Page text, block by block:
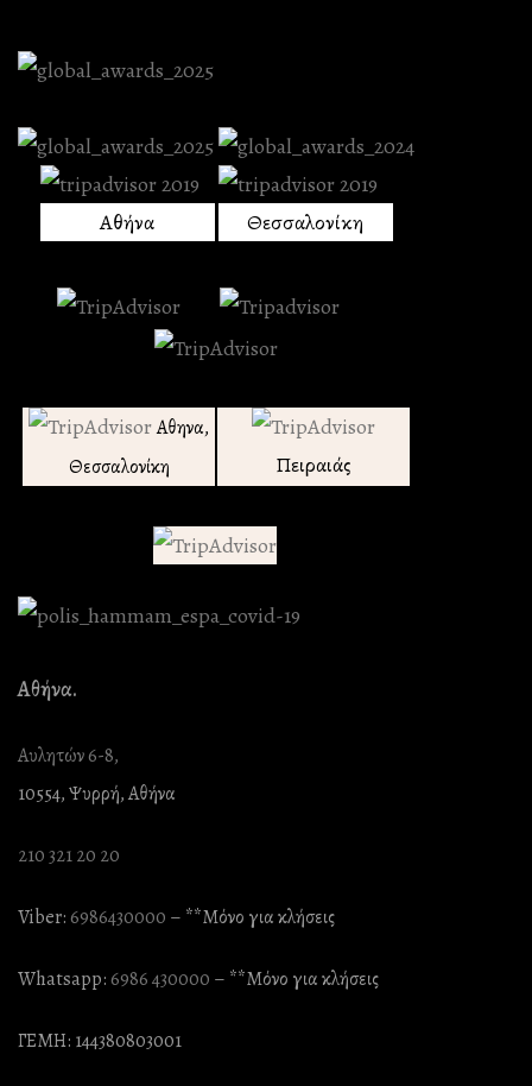
Αθήνα Θεσσαλονίκη
Αθηνα,
Θεσσαλονίκη
Πειραιάς
Αθήνα.
Αυλητών 6-8,
10554, Ψυρρή, Αθήνα
210 321 20 20
Viber:6986430000 – **Mόνο για κλήσεις
Whatsapp:6986 430000 – **Mόνο για κλήσεις
ΓΕΜΗ: 144380803001